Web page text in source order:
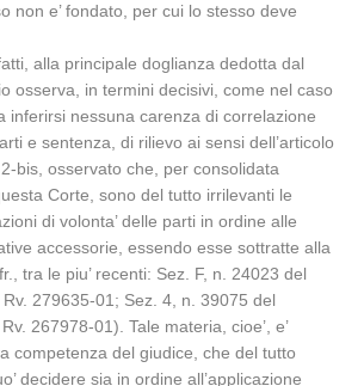
non e’ fondato, per cui lo stesso deve
alla principale doglianza dedotta dal
osserva, in termini decisivi, come nel caso
inferirsi nessuna carenza di correlazione
e sentenza, di rilievo ai sensi dell’articolo
bis, osservato che, per consolidata
Corte, sono del tutto irrilevanti le
di volonta’ delle parti in ordine alle
accessorie, essendo esse sottratte alla
tra le piu’ recenti: Sez. F, n. 24023 del
279635-01; Sez. 4, n. 39075 del
267978-01). Tale materia, cioe’, e’
competenza del giudice, che del tutto
decidere sia in ordine all’applicazione